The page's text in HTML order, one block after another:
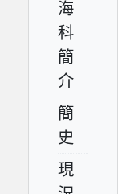
海
科
簡
介
簡
史
現